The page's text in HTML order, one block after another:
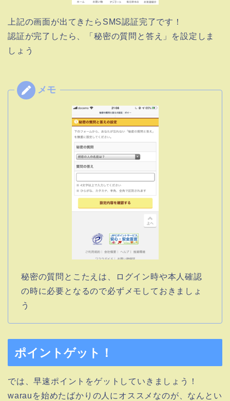
上記の画面が出てきたらSMS認証完了です！
認証が完了したら、「秘密の質問と答え」を設定しま
しょう
秘密の質問とこたえは、ログイン時や本人確認
の時に必要となるので必ずメモしておきましょ
う
ポイントゲット！
では、早速ポイントをゲットしていきましょう！
warauを始めたばかりの人にオススメなのが、なんとい